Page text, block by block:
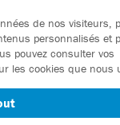
de nos visiteurs,
personnalisés et
pouvez consulter vos
les cookies que nous